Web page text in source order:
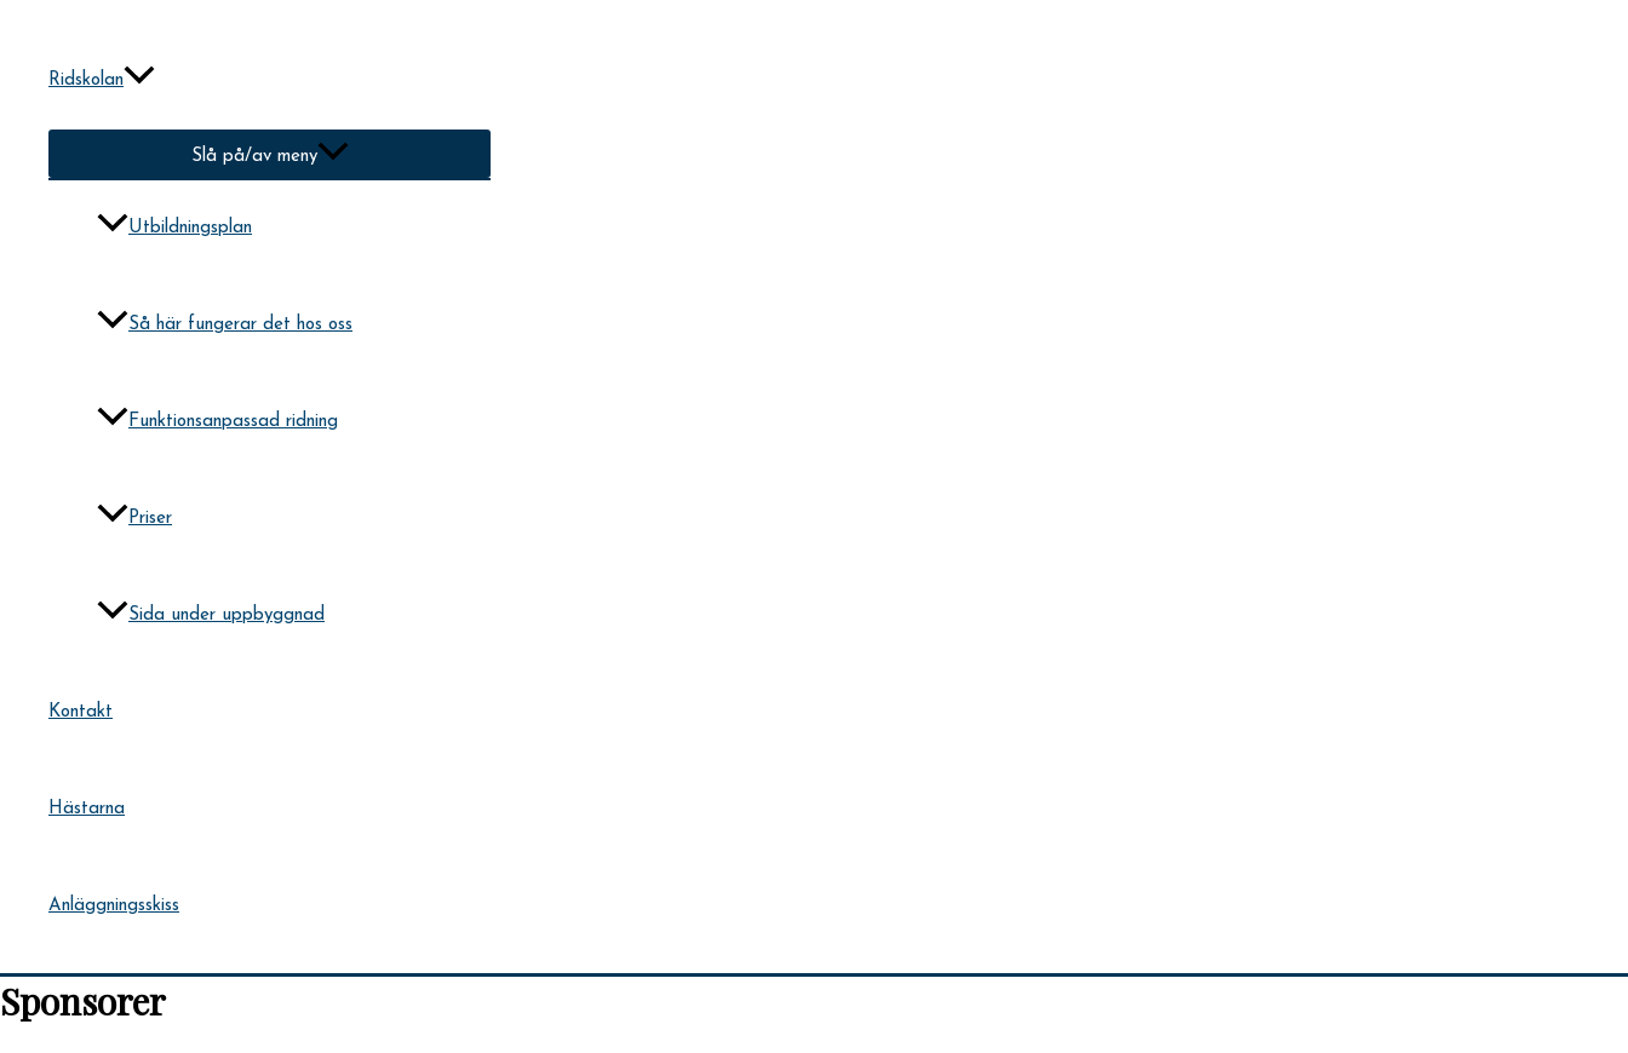
Ridskolan
Slå på/av meny
Utbildningsplan
Så här fungerar det hos oss
Funktionsanpassad ridning
Priser
Sida under uppbyggnad
Kontakt
Hästarna
Anläggningsskiss
Sponsorer